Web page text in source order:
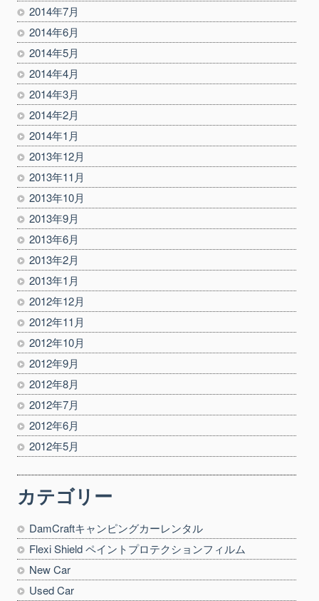
2014年7月
2014年6月
2014年5月
2014年4月
2014年3月
2014年2月
2014年1月
2013年12月
2013年11月
2013年10月
2013年9月
2013年6月
2013年2月
2013年1月
2012年12月
2012年11月
2012年10月
2012年9月
2012年8月
2012年7月
2012年6月
2012年5月
カテゴリー
DamCraftキャンピングカーレンタル
Flexi Shield ペイントプロテクションフィルム
New Car
Used Car